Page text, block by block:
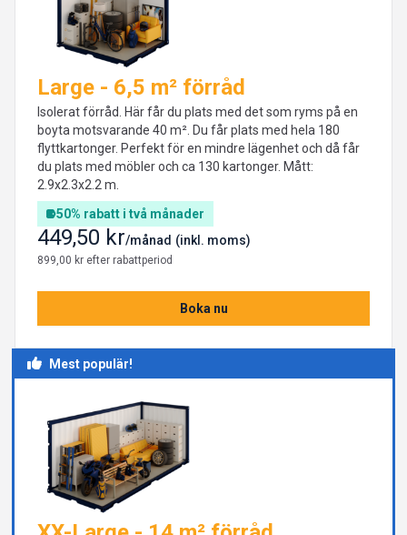
Large - 6,5 m² förråd
Isolerat förråd. Här får du plats med det som ryms på en
boyta motsvarande 40 m². Du får plats med hela 180
flyttkartonger. Perfekt för en mindre lägenhet och då får
du plats med möbler och ca 130 kartonger. Mått:
2.9x2.3x2.2 m.
50% rabatt i två månader
Boka nu
449,50 kr/månad (inkl. moms)
899,00 kr efter rabattperiod
Mest populär!